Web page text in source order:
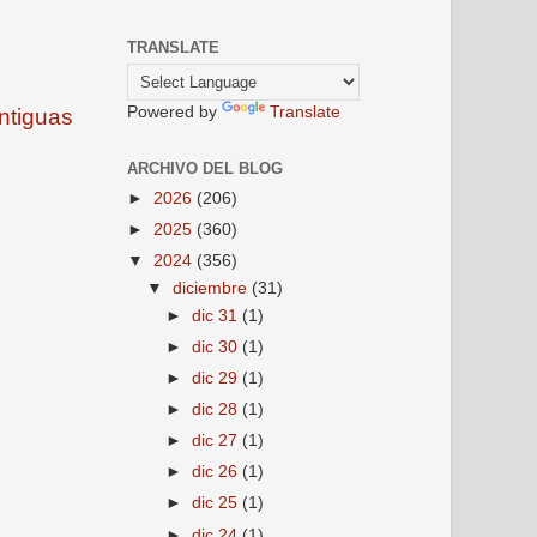
TRANSLATE
Powered by Translate
ARCHIVO DEL BLOG
► 2026 (206)
► 2025 (360)
▼ 2024 (356)
▼diciembre (31)
►dic 31 (1)
►dic 30 (1)
►dic 29 (1)
►dic 28 (1)
►dic 27 (1)
►dic 26 (1)
►dic 25 (1)